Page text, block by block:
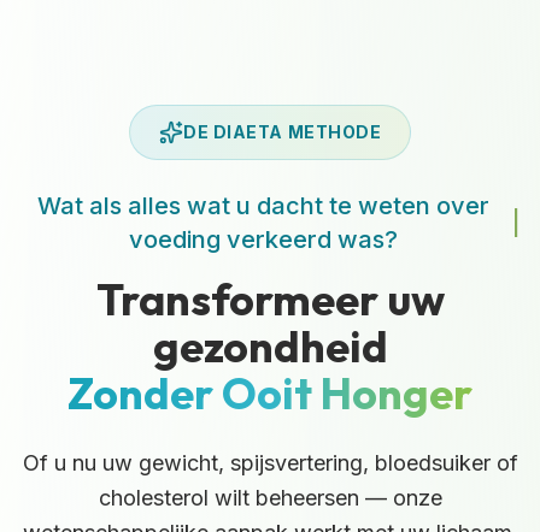
DE DIAETA METHODE
Wat als alles wat u dacht te weten over
voeding verkeerd was?
Transformeer uw
gezondheid
Zonder Ooit Honger
Of u nu uw gewicht, spijsvertering, bloedsuiker of
cholesterol wilt beheersen — onze